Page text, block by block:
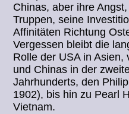
Chinas, aber ihre
Truppen, seine
Affinitäten Richtung
Vergessen bleibt die
Rolle der USA in
und Chinas in der
Jahrhunderts, den
1902), bis hin zu Pearl
Vietnam.